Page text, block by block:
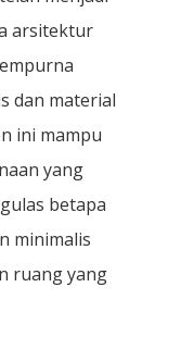
arsitektur
dan material
ini mampu
yang
betapa
minimalis
ruang yang